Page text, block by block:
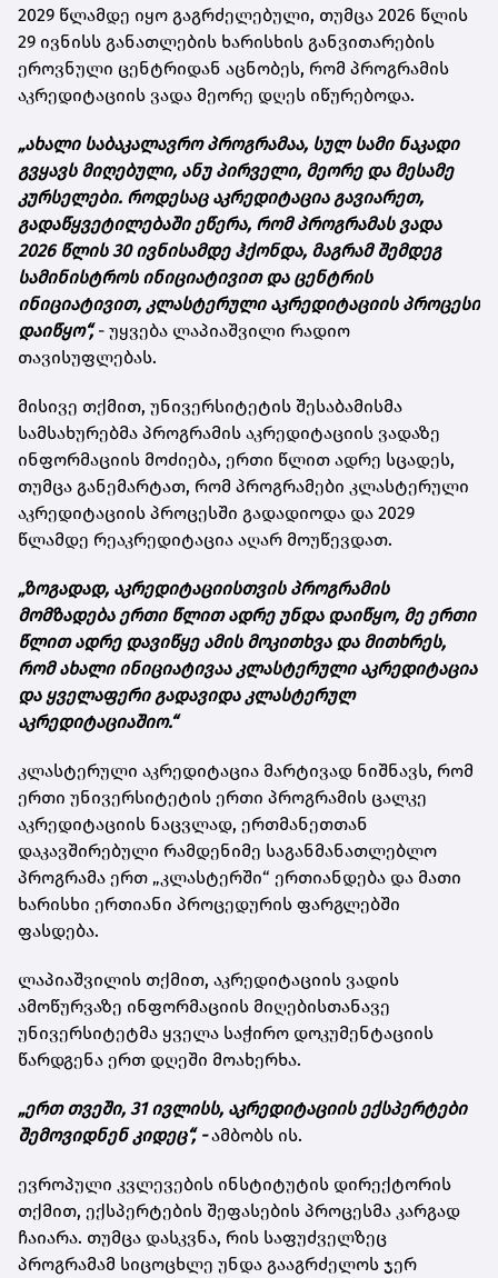
2029 წლამდე იყო გაგრძელებული, თუმცა 2026 წლის
29 ივნისს განათლების ხარისხის განვითარების
ეროვნული ცენტრიდან აცნობეს, რომ პროგრამის
აკრედიტაციის ვადა მეორე დღეს იწურებოდა.
„ახალი საბაკალავრო პროგრამაა, სულ სამი ნაკადი
გვყავს მიღებული, ანუ პირველი, მეორე და მესამე
კურსელები. როდესაც აკრედიტაცია გავიარეთ,
გადაწყვეტილებაში ეწერა, რომ პროგრამას ვადა
2026 წლის 30 ივნისამდე ჰქონდა, მაგრამ შემდეგ
სამინისტროს ინიციატივით და ცენტრის
ინიციატივით, კლასტერული აკრედიტაციის პროცესი
დაიწყო“, - უყვება ლაპიაშვილი რადიო
თავისუფლებას.
მისივე თქმით, უნივერსიტეტის შესაბამისმა
სამსახურებმა პროგრამის აკრედიტაციის ვადაზე
ინფორმაციის მოძიება, ერთი წლით ადრე სცადეს,
თუმცა განემარტათ, რომ პროგრამები კლასტერული
აკრედიტაციის პროცესში გადადიოდა და 2029
წლამდე რეაკრედიტაცია აღარ მოუწევდათ.
„ზოგადად, აკრედიტაციისთვის პროგრამის
მომზადება ერთი წლით ადრე უნდა დაიწყო, მე ერთი
წლით ადრე დავიწყე ამის მოკითხვა და მითხრეს,
რომ ახალი ინიციატივაა კლასტერული აკრედიტაცია
და ყველაფერი გადავიდა კლასტერულ
აკრედიტაციაშიო.“
კლასტერული აკრედიტაცია მარტივად ნიშნავს, რომ
ერთი უნივერსიტეტის ერთი პროგრამის ცალკე
აკრედიტაციის ნაცვლად, ერთმანეთთან
დაკავშირებული რამდენიმე საგანმანათლებლო
პროგრამა ერთ „კლასტერში“ ერთიანდება და მათი
ხარისხი ერთიანი პროცედურის ფარგლებში
ფასდება.
ლაპიაშვილის თქმით, აკრედიტაციის ვადის
ამოწურვაზე ინფორმაციის მიღებისთანავე
უნივერსიტეტმა ყველა საჭირო დოკუმენტაციის
წარდგენა ერთ დღეში მოახერხა.
„ერთ თვეში, 31 ივლისს, აკრედიტაციის ექსპერტები
შემოვიდნენ კიდეც“, - ამბობს ის.
ევროპული კვლევების ინსტიტუტის დირექტორის
თქმით, ექსპერტების შეფასების პროცესმა კარგად
ჩაიარა. თუმცა დასკვნა, რის საფუძველზეც
პროგრამამ სიცოცხლე უნდა გააგრძელოს ჯერ